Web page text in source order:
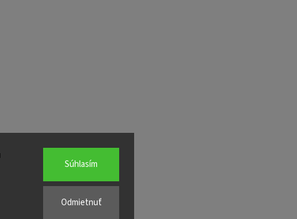
Odmietnuť
Súhlasím